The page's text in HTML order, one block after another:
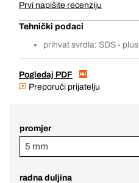
Prvi napišite recenziju
Tehnički podaci
prihvat svrdla: SDS - plus
Pogledaj PDF
Preporuči prijatelju
promjer
5 mm
radna duljina